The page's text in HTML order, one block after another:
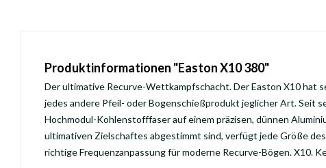
Produktinformationen "Easton X10 380"
Der ultimative Recurve-Wettkampfschacht. Der Easton X10 hat
jedes andere Pfeil- oder Bogenschießprodukt jeglicher Art. Seit
Hochmodul-Kohlenstofffaser auf einem präzisen, dünnen
ultimativen Zielschaftes abgestimmt sind, verfügt jede Größe
richtige Frequenzanpassung für moderne Recurve-Bögen. X10.